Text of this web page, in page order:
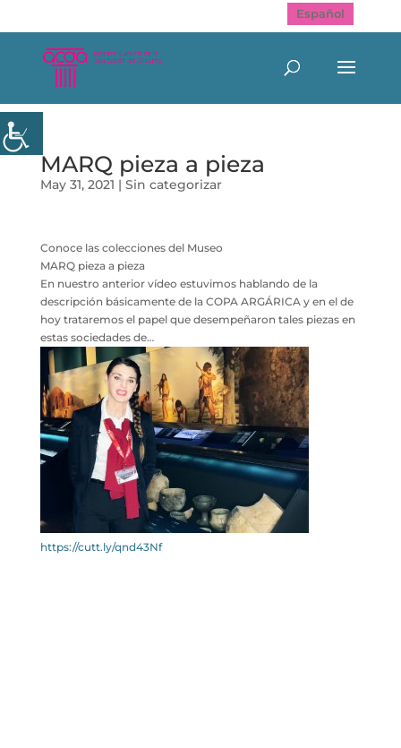
Español
MARQ pieza a pieza
May 31, 2021 | Sin categorizar
Conoce las colecciones del Museo
MARQ pieza a pieza
En nuestro anterior vídeo estuvimos hablando de la
descripción básicamente de la COPA ARGÁRICA y en el de
hoy trataremos el papel que desempeñaron tales piezas en
estas sociedades de…
https://cutt.ly/qnd43Nf